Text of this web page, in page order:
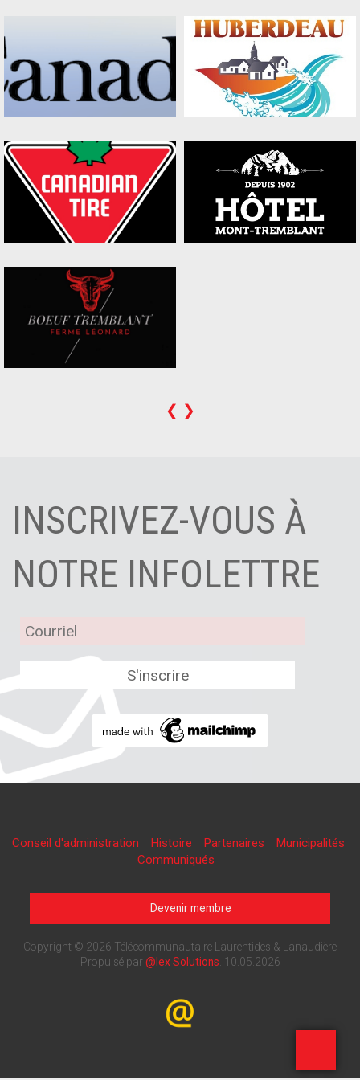
❮ ❯
INSCRIVEZ-VOUS À
NOTRE INFOLETTRE
Conseil d'administration Histoire Partenaires
Municipalités
Communiqués
Devenir membre
Copyright © 2026 Télécommunautaire Laurentides & Lanaudière
Propulsé par @lex Solutions 10.05.2026